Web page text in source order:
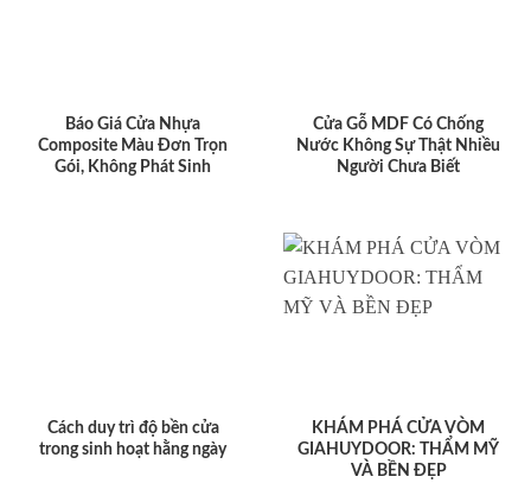
Báo Giá Cửa Nhựa
Composite Màu Đơn Trọn
Gói, Không Phát Sinh
Cửa Gỗ MDF Có Chống
Nước Không Sự Thật Nhiều
Người Chưa Biết
Cách duy trì độ bền cửa
trong sinh hoạt hằng ngày
KHÁM PHÁ CỬA VÒM
GIAHUYDOOR: THẨM MỸ
VÀ BỀN ĐẸP